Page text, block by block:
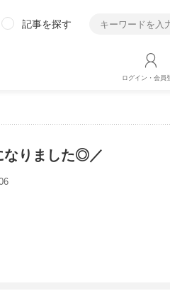
記事を探す
ログイン・会員
なりました◎／